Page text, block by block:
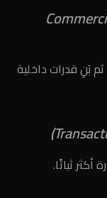
بَنِ قدرات داخلية
أكثر ثباتًا.